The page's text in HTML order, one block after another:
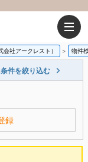
社アークレスト） 物件
件を絞り込む
録